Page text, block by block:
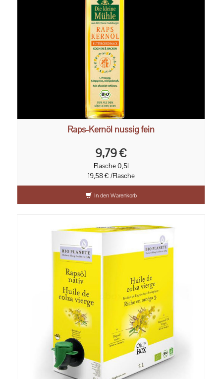
Raps-Kernöl nussig fein
9,79 €
Flasche 0,5l
19,58 € /Flasche
In den Warenkorb